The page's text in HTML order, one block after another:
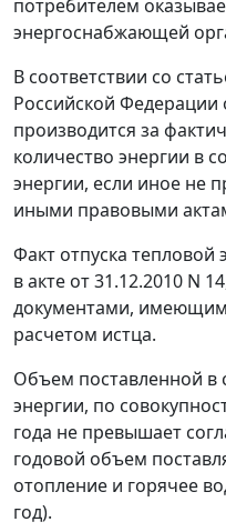
потребителем
энергоснабжающей
В соответствии со
Российской Федерации
производится за
количество энергии в
энергии, если иное не
иными правовыми
Факт отпуска
в акте от 31.12.2010 N
документами,
расчетом истца.
Объем поставленной в
энергии, по
года не превышает
годовой объем
отопление и горячее
год).